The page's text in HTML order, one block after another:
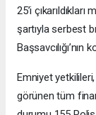
25’i
şartıyla serbest
Emniyet
görünen tüm